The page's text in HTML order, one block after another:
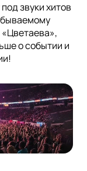
звуки хитов
о событии и